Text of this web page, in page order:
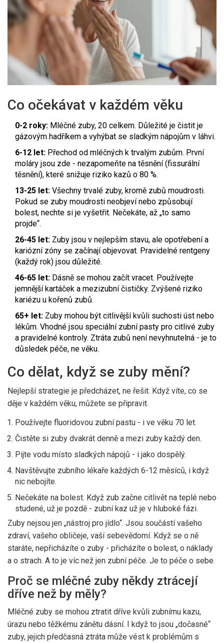
Co očekávat v každém věku
0-2 roky: Mléčné zuby, 20 celkem. Důležité je čistit je
gázovým hadříkem a vyhýbat se sladkým nápojům v láhvi.
6-12 let: Přechod od mléčných k trvalým zubům. První
moláry jsou zde - nezapomeňte na těsnění (fissurální
těsnění), které snižuje riziko kazů o 80 %.
13-25 let: Všechny trvalé zuby, kromě zubů moudrosti.
Pokud se zuby moudrosti neobjeví nebo způsobují
bolest, nechte si je vyšetřit. Nečekáte, až „to samo
projde“.
26-45 let: Zuby jsou v nejlepším stavu, ale opotřebení a
kariózní zóny se začínají objevovat. Pravidelné rentgeny
(každý rok) jsou důležité.
46-65 let: Dásně se mohou začít vracet. Používejte
jemnější kartáček a mezizubní čističky. Zvýšené riziko
kariézu u kořenů zubů.
65+ let: Zuby mohou být citlivější kvůli suchosti úst nebo
lékům. Vhodné jsou speciální zubní pasty pro citlivé zuby
a pravidelné kontroly. Ztráta zubů není nevyhnutelná - je to
důsledek péče, ne věku.
Co dělat, když se zuby mění?
Nejlepší strategie je předcházet, ne řešit. Když víte, co se
děje v každém věku, můžete se připravit.
Používejte fluoridovou zubní pastu - i ve věku 70 let.
Čistěte si zuby dvakrát denně a mezi zuby každý den.
Pijte vodu místo sladkých nápojů - i jako dospělý.
Navštěvujte zubního lékaře každých 6-12 měsíců, i když
nic nebojíte.
Nečekáte na bolest. Když zub začne citlivět na teplé nebo
studené, už je pozdě - zubní kaz už je v hluboké fázi.
Zuby nejsou jen „nástroj pro jídlo“. Jsou součástí vašeho
zdraví, vašeho obličeje, vaší sebevědomí. Když se o ně
staráte, nepřicházíte o zuby - přicházíte o bolest, o náklady
a o strach. A to je víc než jen zubní péče. Je to péče o sebe.
Proč se mléčné zuby někdy ztrácejí
dříve než by měly?
Mléčné zuby se mohou ztratit dříve kvůli zubnímu kazu,
úrazu nebo těžkému zánětu dásní. I když to jsou „dočasné“
zuby, jejich předčasná ztráta může vést k problémům s